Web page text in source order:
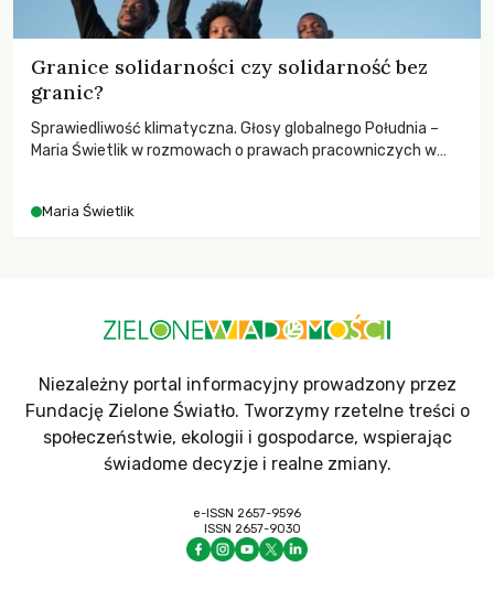
Granice solidarności czy solidarność bez
granic?
Sprawiedliwość klimatyczna. Głosy globalnego Południa –
Maria Świetlik w rozmowach o prawach pracowniczych w
Maria Świetlik
Niezależny portal informacyjny prowadzony przez
Fundację Zielone Światło. Tworzymy rzetelne treści o
społeczeństwie, ekologii i gospodarce, wspierając
świadome decyzje i realne zmiany.
e-ISSN 2657-9596
ISSN 2657-9030